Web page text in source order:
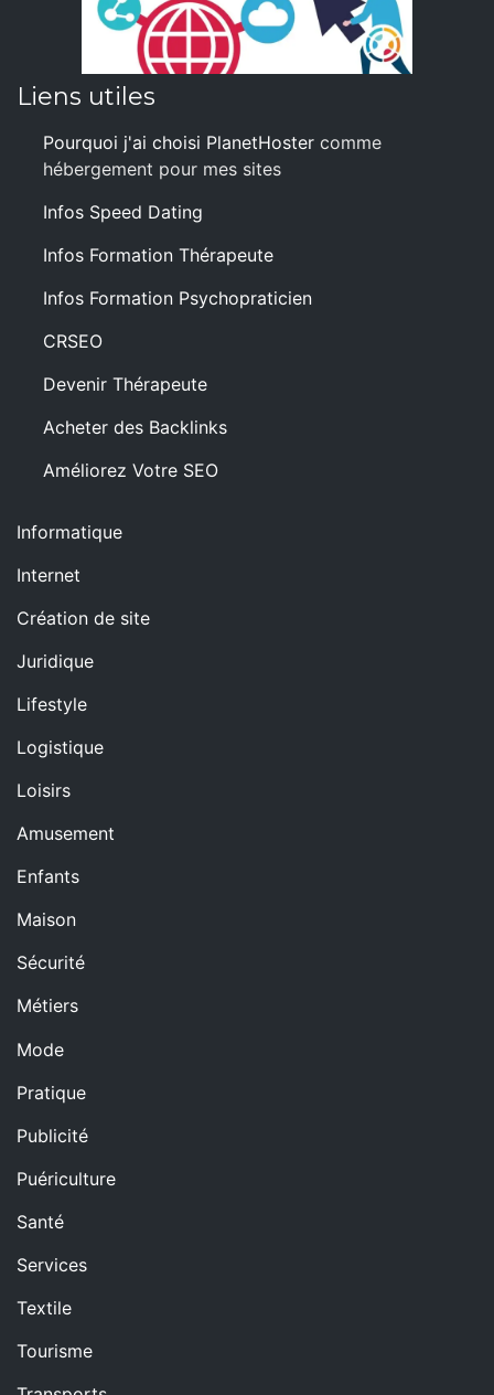
Liens utiles
Pourquoi j'ai choisi PlanetHoster comme
hébergement pour mes sites
Infos Speed Dating
Infos Formation Thérapeute
Infos Formation Psychopraticien
CRSEO
Devenir Thérapeute
Acheter des Backlinks
Améliorez Votre SEO
Informatique
Internet
Création de site
Juridique
Lifestyle
Logistique
Loisirs
Amusement
Enfants
Maison
Sécurité
Métiers
Mode
Pratique
Publicité
Puériculture
Santé
Services
Textile
Tourisme